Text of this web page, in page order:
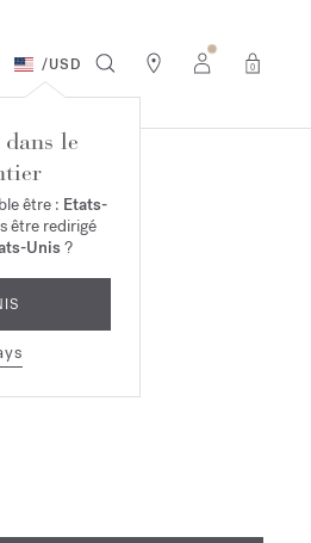
/USD 0
le
être : Etats-
être redirigé
Unis ?